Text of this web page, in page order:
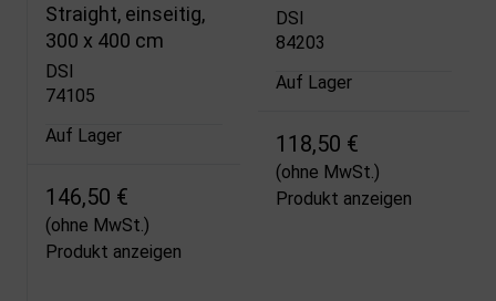
Straight, einseitig,
300 x 400 cm
DSI
74105
Auf Lager
146,50 €
(ohne MwSt.)
Produkt anzeigen
DSI
84203
Auf Lager
118,50 €
(ohne MwSt.)
Produkt anzeigen